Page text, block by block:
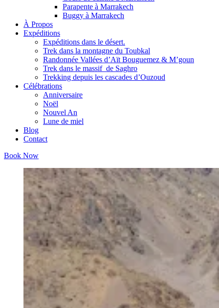
Parapente à Marrakech
Buggy à Marrakech
À Propos
Expéditions
Expéditions dans le désert.
Trek dans la montagne du Toubkal
Randonnée Vallées d’Aït Bouguemez & M’goun
Trek dans le massif de Saghro
Trekking depuis les cascades d’Ouzoud
Célébrations
Anniversaire
Noël
Nouvel An
Lune de miel
Blog
Contact
Book Now